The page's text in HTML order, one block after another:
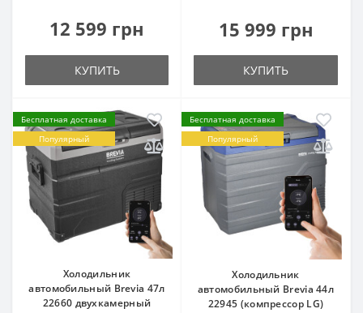
12 599 грн
КУПИТЬ
15 999 грн
КУПИТЬ
Бесплатная доставка
Популярный
Холодильник
автомобильный Brevia 47л
22660 двухкамерный
Бесплатная доставка
Популярный
Холодильник
автомобильный Brevia 44л
22945 (компрессор LG)